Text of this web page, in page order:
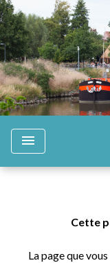
menu
Cette
La page que